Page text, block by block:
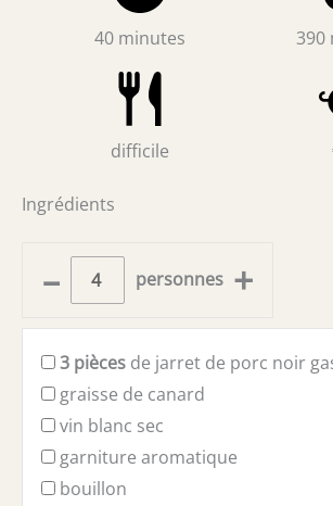
40 minutes 390
difficile
Ingrédients
– personnes +
3 pièces de jarret de porc noir
graisse de canard
vin blanc sec
garniture aromatique
bouillon